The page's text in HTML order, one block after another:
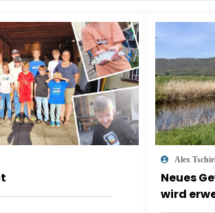
Alex
Neues
wird